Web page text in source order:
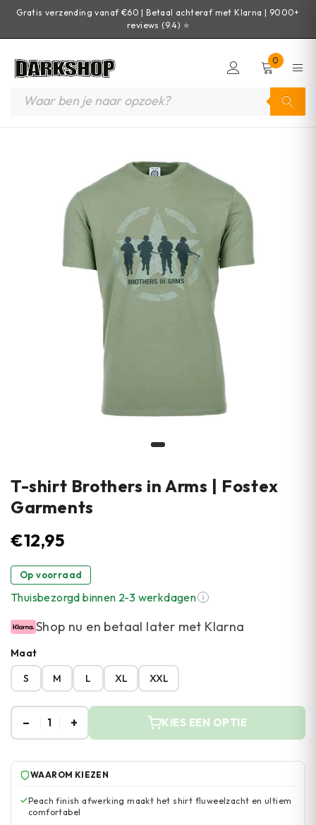
Gratis verzending vanaf €60 | Betaal achteraf met Klarna | 9000+
reviews (9.4) ⭐
0
T-shirt Brothers in Arms | Fostex
Garments
€12,95
Op voorraad
Thuisbezorgd binnen 2-3 werkdagen
Shop nu en betaal later met Klarna
Maat
S
M L XL XXL
– 1 + KIES EEN OPTIE
WAAROM KIEZEN
Peach finish afwerking maakt het shirt fluweelzacht en ultiem
comfortabel